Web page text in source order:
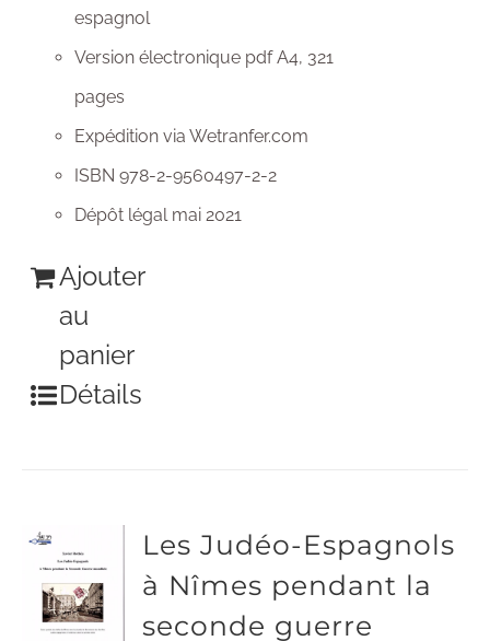
espagnol
Version électronique pdf A4, 321
pages
Expédition via Wetranfer.com
ISBN 978-2-9560497-2-2
Dépôt légal mai 2021
Ajouter
au
panier
Détails
Les Judéo-Espagnols
à Nîmes pendant la
seconde guerre